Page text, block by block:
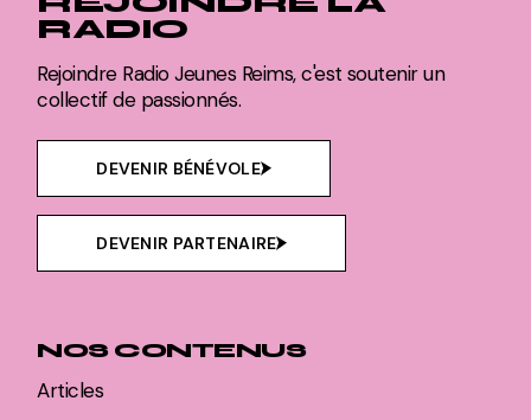
RADIO
Rejoindre Radio Jeunes Reims, c'est soutenir un
collectif de passionnés.
DEVENIR BÉNÉVOLE
DEVENIR PARTENAIRE
NOS CONTENUS
Articles